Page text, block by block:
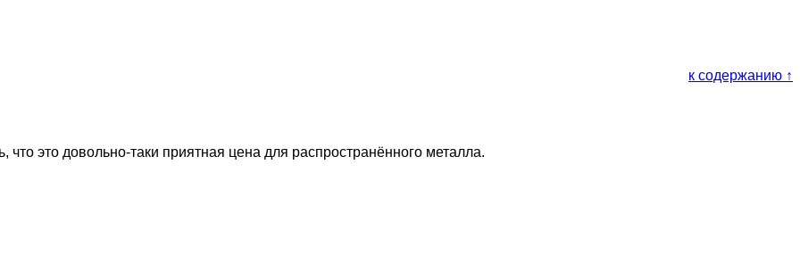
к содержанию ↑
это довольно-таки приятная цена для распространённого металла.